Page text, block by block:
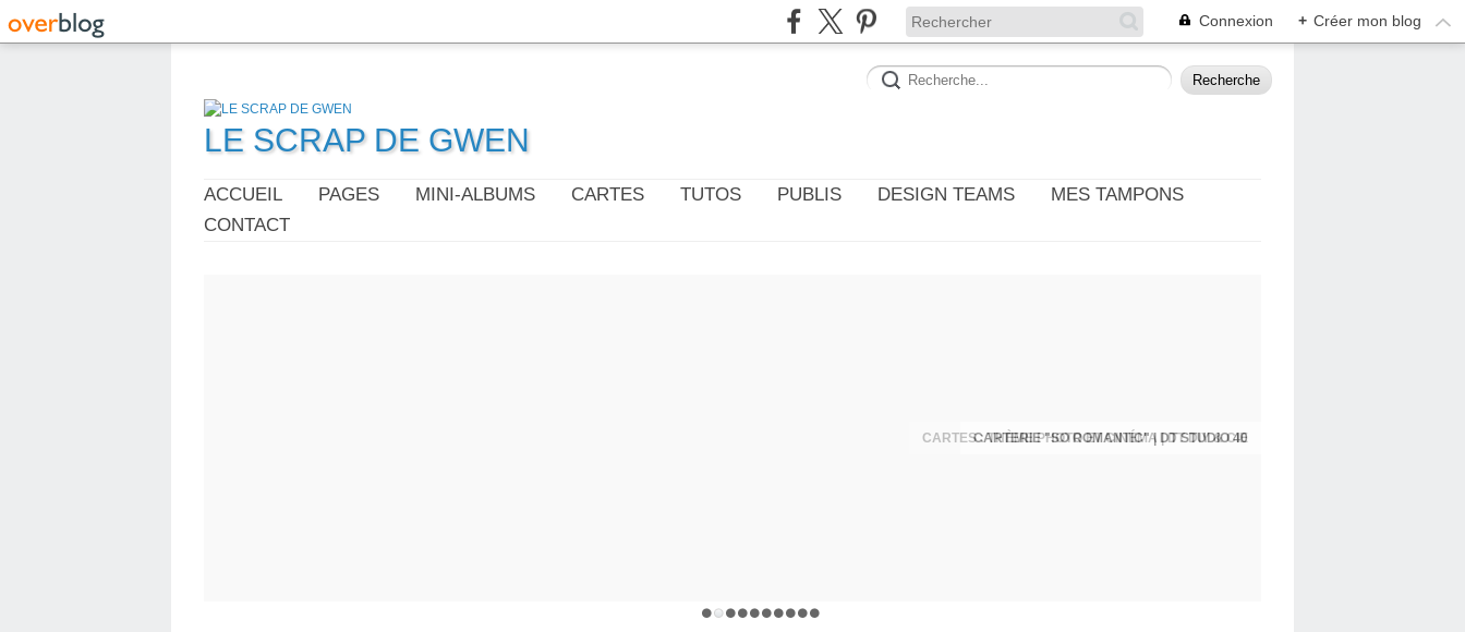
Connexion + Créer mon blog
LE SCRAP DE GWEN
ACCUEIL PAGES MINI-ALBUMS CARTES TUTOS PUBLIS DESIGN TEAMS
MES TAMPONS
CONTACT
CARTERIE "SO ROMANTIC" | DT STUDIO 40
CARTES : THÈME PHOTO ET CINÉMA | DT DIY & CIE